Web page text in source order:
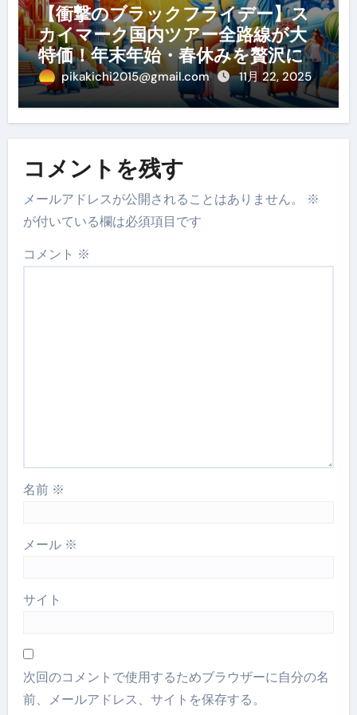
【衝撃のブラックフライデー】ス
カイマーク国内ツアー全路線が大
特価！年末年始・春休みを贅沢に
過ごす賢い予約ガイド
pikakichi2015@gmail.com 11月 22, 2025
コメントを残す
メールアドレスが公開されることはありません。
※
が付いている欄は必須項目です
コメント ※
名前 ※
メール ※
サイト
次回のコメントで使用するためブラウザーに自分の名
前、メールアドレス、サイトを保存する。